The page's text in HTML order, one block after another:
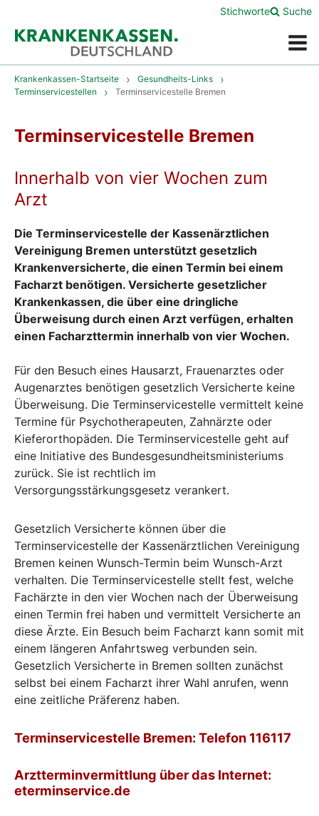
Menü
Stichworte Suche
Krankenkassen-Startseite
Gesundheits-Links
Terminservicestellen
Terminservicestelle Bremen
Terminservicestelle Bremen
Innerhalb von vier Wochen zum
Arzt
Die Terminservicestelle der Kassenärztlichen
Vereinigung Bremen unterstützt gesetzlich
Krankenversicherte, die einen Termin bei einem
Facharzt benötigen. Versicherte gesetzlicher
Krankenkassen, die über eine dringliche
Überweisung durch einen Arzt verfügen, erhalten
einen Facharzttermin innerhalb von vier Wochen.
Für den Besuch eines Hausarzt, Frauenarztes oder
Augenarztes benötigen gesetzlich Versicherte keine
Überweisung. Die Terminservicestelle vermittelt keine
Termine für Psychotherapeuten, Zahnärzte oder
Kieferorthopäden. Die Terminservicestelle geht auf
eine Initiative des Bundesgesundheitsministeriums
zurück. Sie ist rechtlich im
Versorgungsstärkungsgesetz verankert.
Gesetzlich Versicherte können über die
Terminservicestelle der Kassenärztlichen Vereinigung
Bremen keinen Wunsch-Termin beim Wunsch-Arzt
verhalten. Die Terminservicestelle stellt fest, welche
Fachärzte in den vier Wochen nach der Überweisung
einen Termin frei haben und vermittelt Versicherte an
diese Ärzte. Ein Besuch beim Facharzt kann somit mit
einem längeren Anfahrtsweg verbunden sein.
Gesetzlich Versicherte in Bremen sollten zunächst
selbst bei einem Facharzt ihrer Wahl anrufen, wenn
eine zeitliche Präferenz haben.
Terminservicestelle Bremen: Telefon 116117
Arztterminvermittlung über das Internet:
eterminservice.de